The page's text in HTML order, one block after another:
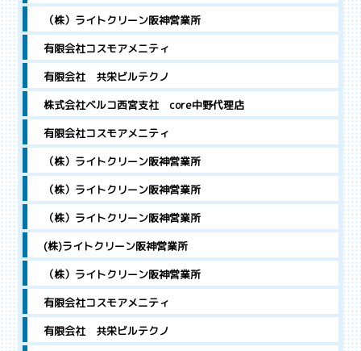
（株）ライトクリーン阪神営業所
有限会社コスモアメニティ
有限会社 共栄ビルテクノ
株式会社ベルコ西宮支社 core中野代理店
有限会社コスモアメニティ
（株）ライトクリーン阪神営業所
（株）ライトクリーン阪神営業所
（株）ライトクリーン阪神営業所
(株)ライトクリーン阪神営業所
（株）ライトクリーン阪神営業所
有限会社コスモアメニティ
有限会社 共栄ビルテクノ